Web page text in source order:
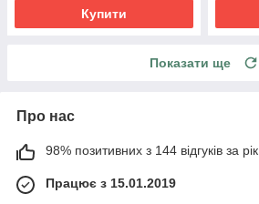
Купити
Показати ще
Про нас
98% позитивних з 144 відгуків за рік
Працює з 15.01.2019